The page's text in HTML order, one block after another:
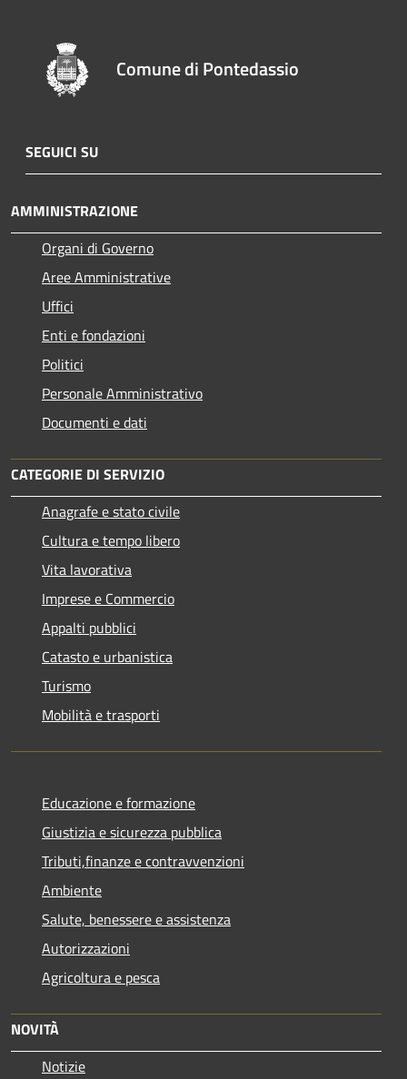
Comune di Pontedassio
SEGUICI SU
AMMINISTRAZIONE
Organi di Governo
Aree Amministrative
Uffici
Enti e fondazioni
Politici
Personale Amministrativo
Documenti e dati
CATEGORIE DI SERVIZIO
Anagrafe e stato civile
Cultura e tempo libero
Vita lavorativa
Imprese e Commercio
Appalti pubblici
Catasto e urbanistica
Turismo
Mobilità e trasporti
Educazione e formazione
Giustizia e sicurezza pubblica
Tributi,finanze e contravvenzioni
Ambiente
Salute, benessere e assistenza
Autorizzazioni
Agricoltura e pesca
NOVITÀ
Notizie